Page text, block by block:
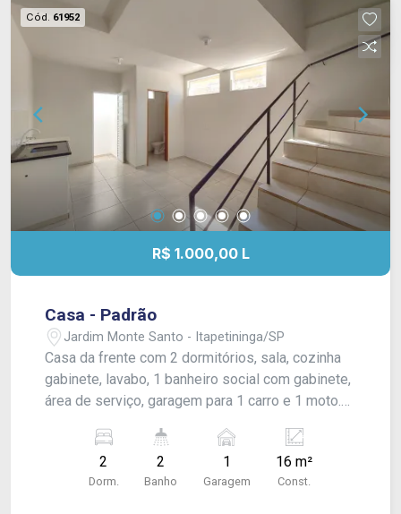
Cód. 61952
R$ 1.000,00 L
Casa - Padrão
Jardim Monte Santo - Itapetininga/SP
Casa da frente com 2 dormitórios, sala, cozinha
gabinete, lavabo, 1 banheiro social com gabinete,
área de serviço, garagem para 1 carro e 1 moto.
2
Dorm.
2
Banho
1
Garagem
16 m²
Const.